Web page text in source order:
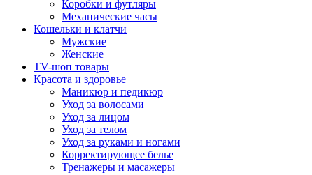
Коробки и футляры
Механические часы
Кошельки и клатчи
Мужские
Женские
TV-шоп товары
Красота и здоровье
Маникюр и педикюр
Уход за волосами
Уход за лицом
Уход за телом
Уход за руками и ногами
Корректирующее белье
Тренажеры и масажеры